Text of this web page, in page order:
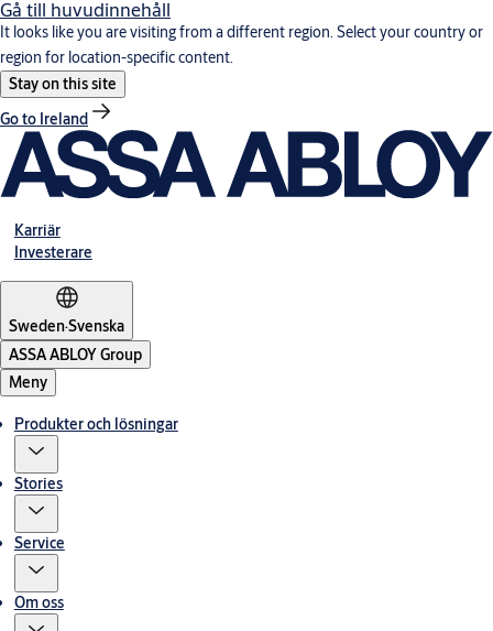
Gå till huvudinnehåll
It looks like you are visiting from a different region. Select your country or
region for location-specific content.
Stay on this site
Go to Ireland
Karriär
Investerare
Sweden·Svenska
ASSA ABLOY Group
Meny
Produkter och lösningar
Stories
Service
Om oss